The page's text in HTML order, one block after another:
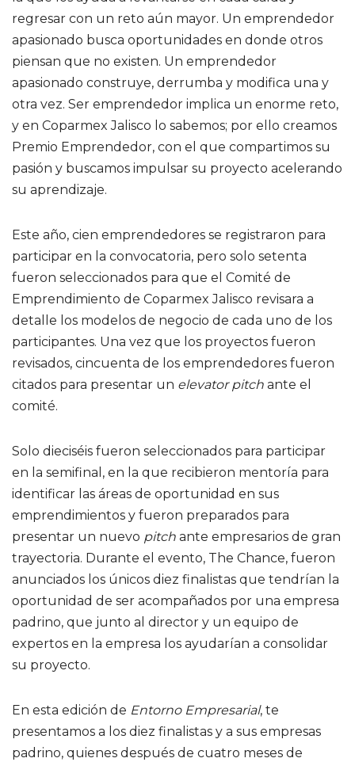
regresar con un reto aún mayor. Un emprendedor
apasionado busca oportunidades en donde otros
piensan que no existen. Un emprendedor
apasionado construye, derrumba y modifica una y
otra vez. Ser emprendedor implica un enorme reto,
y en Coparmex Jalisco lo sabemos; por ello creamos
Premio Emprendedor, con el que compartimos su
pasión y buscamos impulsar su proyecto acelerando
su aprendizaje.
Este año, cien emprendedores se registraron para
participar en la convocatoria, pero solo setenta
fueron seleccionados para que el Comité de
Emprendimiento de Coparmex Jalisco revisara a
detalle los modelos de negocio de cada uno de los
participantes. Una vez que los proyectos fueron
revisados, cincuenta de los emprendedores fueron
citados para presentar un elevator pitch ante el
comité.
Solo dieciséis fueron seleccionados para participar
en la semifinal, en la que recibieron mentoría para
identificar las áreas de oportunidad en sus
emprendimientos y fueron preparados para
presentar un nuevo pitch ante empresarios de gran
trayectoria. Durante el evento, The Chance, fueron
anunciados los únicos diez finalistas que tendrían la
oportunidad de ser acompañados por una empresa
padrino, que junto al director y un equipo de
expertos en la empresa los ayudarían a consolidar
su proyecto.
En esta edición de Entorno Empresarial, te
presentamos a los diez finalistas y a sus empresas
padrino, quienes después de cuatro meses de